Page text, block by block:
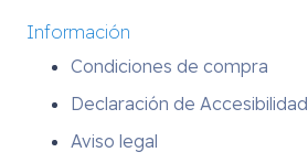
Información
Condiciones de compra
Declaración de Accesibilidad
Aviso legal